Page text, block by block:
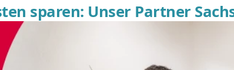
sparen: Unser Partner